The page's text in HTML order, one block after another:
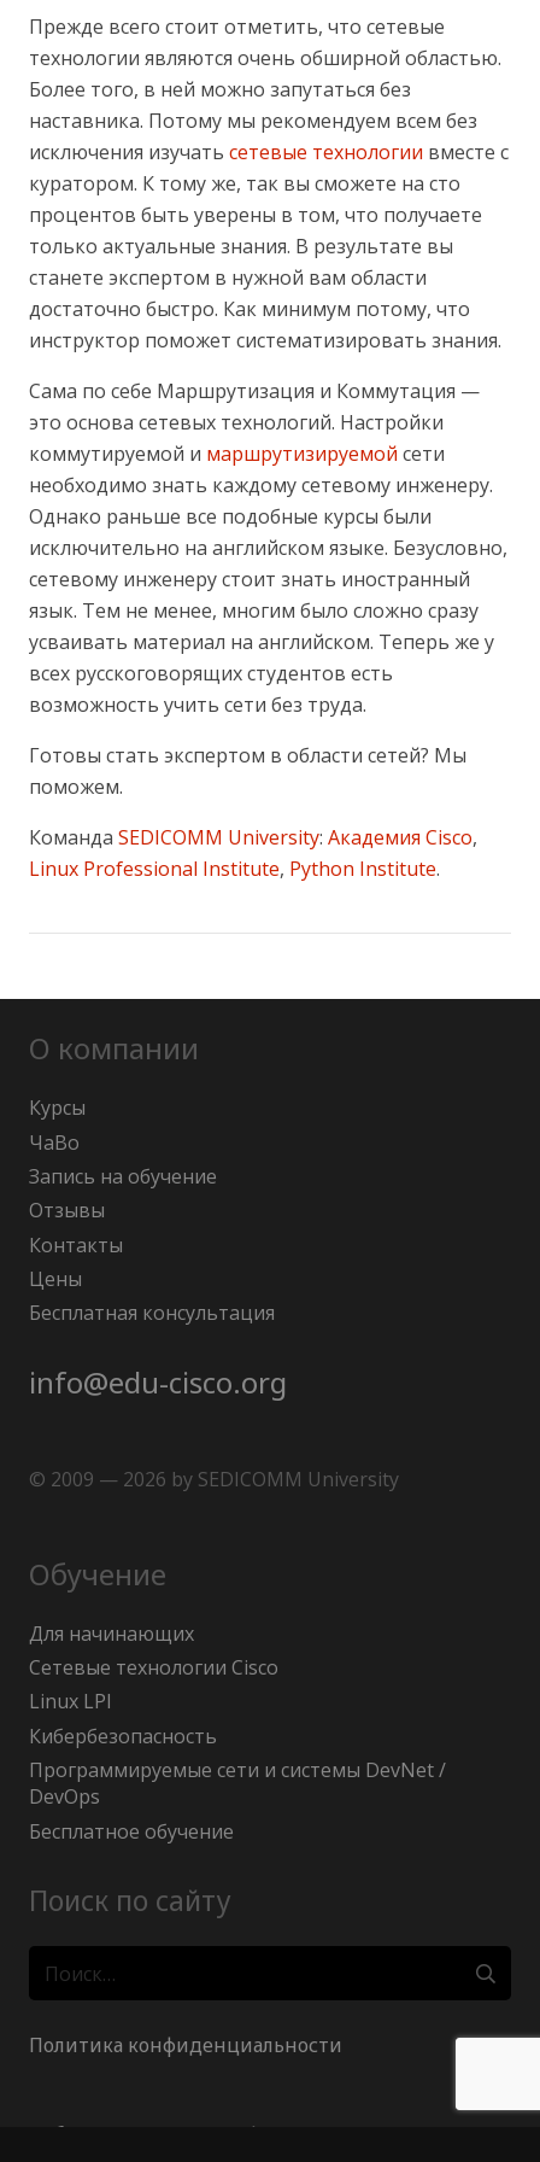
Прежде всего стоит отметить, что сетевые
технологии являются очень обширной областью.
Более того, в ней можно запутаться без
наставника. Потому мы рекомендуем всем без
исключения изучать сетевые технологии вместе с
куратором. К тому же, так вы сможете на сто
процентов быть уверены в том, что получаете
только актуальные знания. В результате вы
станете экспертом в нужной вам области
достаточно быстро. Как минимум потому, что
инструктор поможет систематизировать знания.
Сама по себе Маршрутизация и Коммутация —
это основа сетевых технологий. Настройки
коммутируемой и маршрутизируемой сети
необходимо знать каждому сетевому инженеру.
Однако раньше все подобные курсы были
исключительно на английском языке. Безусловно,
сетевому инженеру стоит знать иностранный
язык. Тем не менее, многим было сложно сразу
усваивать материал на английском. Теперь же у
всех русскоговорящих студентов есть
возможность учить сети без труда.
Готовы стать экспертом в области сетей? Мы
поможем.
Команда SEDICOMM University: Академия Cisco,
Linux Professional Institute, Python Institute.
О компании
Курсы
ЧаВо
Запись на обучение
Отзывы
Контакты
Цены
Бесплатная консультация
info@edu-cisco.org
© 2009 — 2026 by SEDICOMM University
Обучение
Для начинающих
Сетевые технологии Cisco
Linux LPI
Кибербезопасность
Программируемые сети и системы DevNet /
DevOps
Бесплатное обучение
Поиск по сайту
Найти:
Политика конфиденциальности
Публичный договор (оферта)